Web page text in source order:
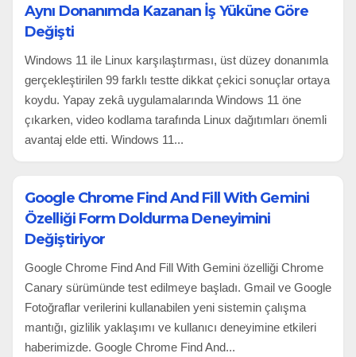
Aynı Donanımda Kazanan İş Yüküne Göre
Değişti
Windows 11 ile Linux karşılaştırması, üst düzey donanımla
gerçekleştirilen 99 farklı testte dikkat çekici sonuçlar ortaya
koydu. Yapay zekâ uygulamalarında Windows 11 öne
çıkarken, video kodlama tarafında Linux dağıtımları önemli
avantaj elde etti. Windows 11...
Google Chrome Find And Fill With Gemini
Özelliği Form Doldurma Deneyimini
Değiştiriyor
Google Chrome Find And Fill With Gemini özelliği Chrome
Canary sürümünde test edilmeye başladı. Gmail ve Google
Fotoğraflar verilerini kullanabilen yeni sistemin çalışma
mantığı, gizlilik yaklaşımı ve kullanıcı deneyimine etkileri
haberimizde. Google Chrome Find And...